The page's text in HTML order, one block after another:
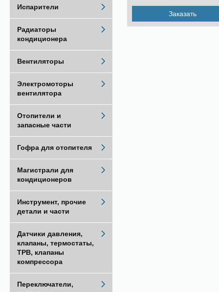
Заказать
Испарители
Радиаторы
кондиционера
Вентиляторы
Электромоторы
вентилятора
Отопители и
запасные части
Гофра для отопителя
Магистрали для
кондиционеров
Инструмент, прочие
детали и части
Датчики давления,
клапаны, термостаты,
ТРВ, клапаны
компрессора
Переключатели,